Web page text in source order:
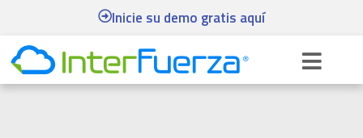
Inicie su demo gratis aquí